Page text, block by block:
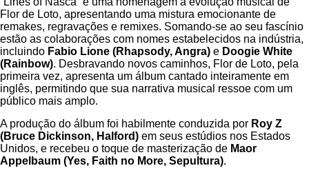
Flor de Loto, apresentando uma mistura emocionante de
remakes, regravações e remixes. Somando-se ao seu fascínio
estão as colaborações com nomes estabelecidos na indústria,
incluindo Fabio Lione (Rhapsody, Angra) e Doogie White
(Rainbow). Desbravando novos caminhos, Flor de Loto, pela
primeira vez, apresenta um álbum cantado inteiramente em
inglês, permitindo que sua narrativa musical ressoe com um
público mais amplo.
A produção do álbum foi habilmente conduzida por Roy Z
(Bruce Dickinson, Halford) em seus estúdios nos Estados
Unidos, e recebeu o toque de masterização de Maor
Appelbaum (Yes, Faith no More, Sepultura).